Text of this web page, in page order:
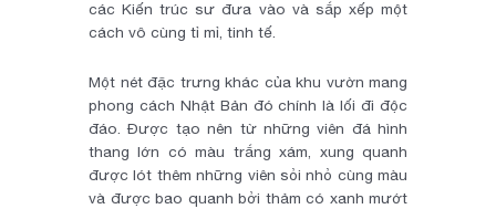
các Kiến trúc sư đưa vào và sắp xếp một
cách vô cùng tỉ mỉ, tinh tế.
Một nét đặc trưng khác của khu vườn mang
phong cách Nhật Bản đó chính là lối đi độc
đáo. Được tạo nên từ những viên đá hình
thang lớn có màu trắng xám, xung quanh
được lót thêm những viên sỏi nhỏ cùng màu
và được bao quanh bởi thảm có xanh mướt